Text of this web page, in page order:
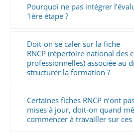
Pourquoi ne pas intégrer
1ère étape ?
Doit-on se caler sur la fiche
RNCP (répertoire national des
professionnelles) associée au
structurer la formation ?
Certaines fiches RNCP n’ont
mises à jour, doit-on quand
commencer à travailler sur